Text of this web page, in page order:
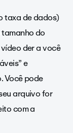
taxa de dados)
do
der a você
e
Você pode
arquivo for
com a